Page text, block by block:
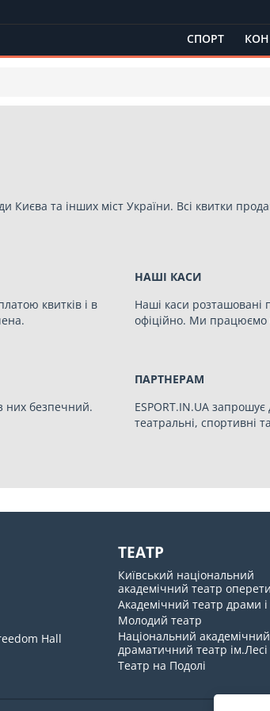
СПОРТ
Києва та інших міст України. Всі квитки
квитків і в
НАШІ КАСИ
Наші каси розташовані
офіційно. Ми працюємо
них безпечний.
ПАРТНЕРАМ
ESPORT.IN.UA запрошує
театральні, спортивні
Hall
ТЕАТР
Київський національний
академічний театр оперети
Академічний театр драми і
Молодий театр
Національний академічний
драматичний театр ім.Лесі
Театр на Подолі